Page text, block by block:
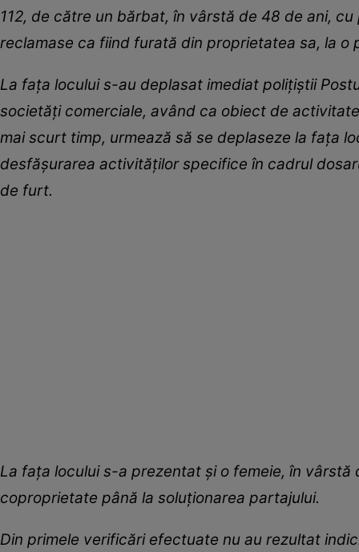
112, de către un bărbat, în vârstă de 48 de ani,
reclamase ca fiind furată din proprietatea sa, la o
La fața locului s-au deplasat imediat polițiștii
societăți comerciale, având ca obiect de
mai scurt timp, urmează să se deplaseze la fața
desfășurarea activităților specifice în cadrul
de furt.
La fața locului s-a prezentat și o femeie, în
coproprietate până la soluționarea partajului.
Din primele verificări efectuate nu au rezultat